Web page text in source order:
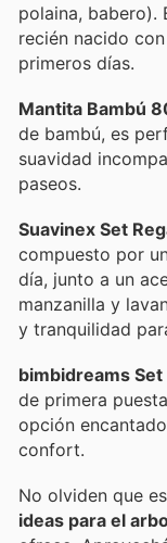
polaina, babero).
recién nacido
primeros días.
Mantita Bambú
de bambú, es
suavidad
paseos.
Suavinex Set
compuesto por
día, junto a un
manzanilla y
y tranquilidad
bimbidreams Set
de primera
opción
confort.
No olviden que
ideas para el